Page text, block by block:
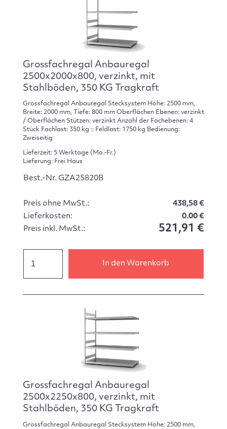
Grossfachregal Anbauregal
2500x2000x800, verzinkt, mit
Stahlböden, 350 KG Tragkraft
Grossfachregal Anbauregal Stecksystem Höhe: 2500 mm,
Breite: 2000 mm, Tiefe: 800 mm Oberflächen Ebenen: verzinkt
/ Oberflächen Stützen: verzinkt Anzahl der Fachebenen: 4
Stück Fachlast: 350 kg :: Feldlast: 1750 kg Bedienung:
Zweiseitig
Lieferzeit: 5 Werktage (Mo.-Fr.)
Lieferung: Frei Haus
Best.-Nr. GZA25820B
Preis ohne MwSt.:
438,58 €
Lieferkosten:
0.00 €
Preis inkl. MwSt.:
521,91 €
In den Warenkorb
Grossfachregal Anbauregal
2500x2250x800, verzinkt, mit
Stahlböden, 350 KG Tragkraft
Grossfachregal Anbauregal Stecksystem Höhe: 2500 mm,